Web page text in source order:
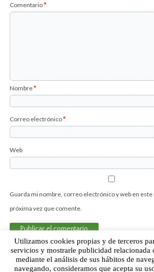
Comentario*
Nombre*
Correo electrónico*
Web
Guarda mi nombre, correo electrónico y web en este
próxima vez que comente.
Sobre Humor Fútbol Club | Aviso
Utilizamos cookies propias y de terceros
servicios y mostrarle publicidad relacionada
mediante el análisis de sus hábitos de
navegando, consideramos que acepta su